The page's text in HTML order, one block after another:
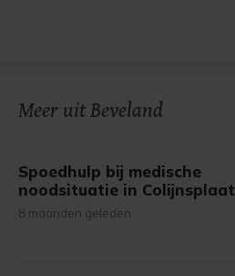
Meer uit Beveland
Spoedhulp bij medische
noodsituatie in Colijnsplaat
8 maanden geleden